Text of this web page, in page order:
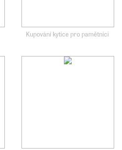
Kupování kytice pro pamětnici